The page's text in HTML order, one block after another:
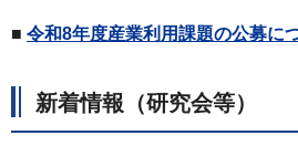
■ 令和8年度産業利用課題の公募に
新着情報（研究会等）